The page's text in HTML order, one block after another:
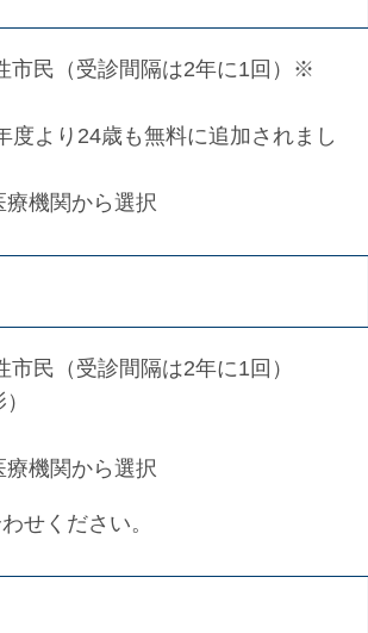
市民（受診間隔は2年に1回）※
より24歳も無料に追加されまし
機関から選択
民（受診間隔は2年に1回）
機関から選択
せください。